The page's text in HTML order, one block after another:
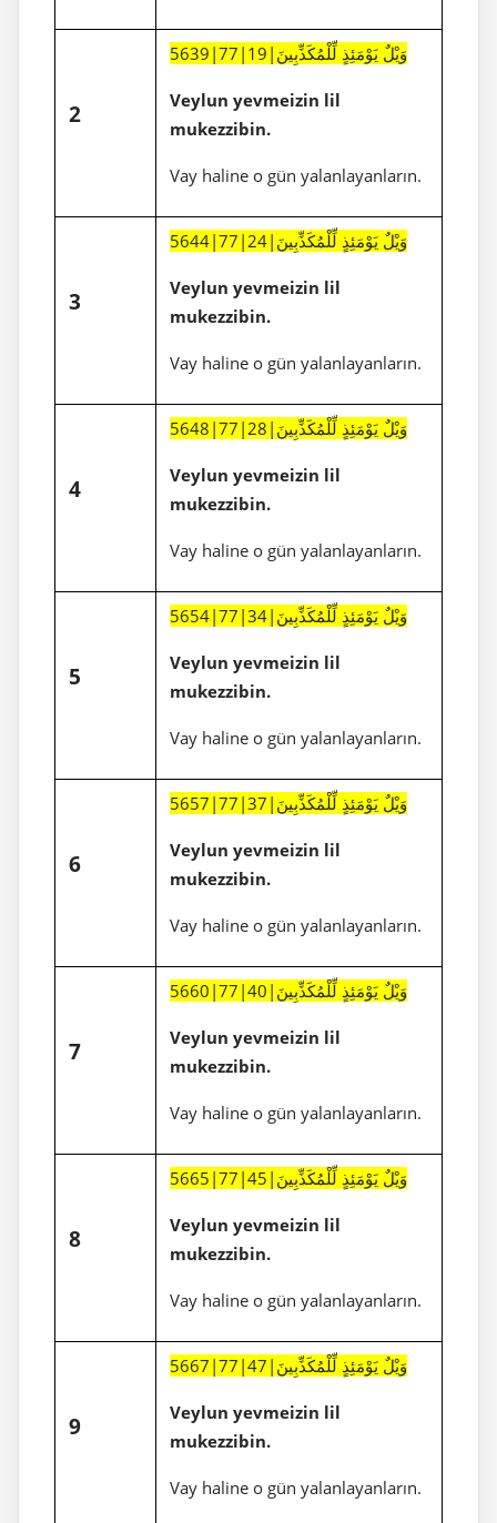
2
5639|77|19|وَيْلٌ يَوْمَئِذٍ لِّلْمُكَذِّبِينَ
Veylun yevmeizin lil
mukezzibin.
Vay haline o gün yalanlayanların.
3
5644|77|24|وَيْلٌ يَوْمَئِذٍ لِّلْمُكَذِّبِينَ
Veylun yevmeizin lil
mukezzibin.
Vay haline o gün yalanlayanların.
4
5648|77|28|وَيْلٌ يَوْمَئِذٍ لِّلْمُكَذِّبِينَ
Veylun yevmeizin lil
mukezzibin.
Vay haline o gün yalanlayanların.
5
5654|77|34|وَيْلٌ يَوْمَئِذٍ لِّلْمُكَذِّبِينَ
Veylun yevmeizin lil
mukezzibin.
Vay haline o gün yalanlayanların.
6
5657|77|37|وَيْلٌ يَوْمَئِذٍ لِّلْمُكَذِّبِينَ
Veylun yevmeizin lil
mukezzibin.
Vay haline o gün yalanlayanların.
7
5660|77|40|وَيْلٌ يَوْمَئِذٍ لِّلْمُكَذِّبِينَ
Veylun yevmeizin lil
mukezzibin.
Vay haline o gün yalanlayanların.
8
5665|77|45|وَيْلٌ يَوْمَئِذٍ لِّلْمُكَذِّبِينَ
Veylun yevmeizin lil
mukezzibin.
Vay haline o gün yalanlayanların.
9
5667|77|47|وَيْلٌ يَوْمَئِذٍ لِّلْمُكَذِّبِينَ
Veylun yevmeizin lil
mukezzibin.
Vay haline o gün yalanlayanların.